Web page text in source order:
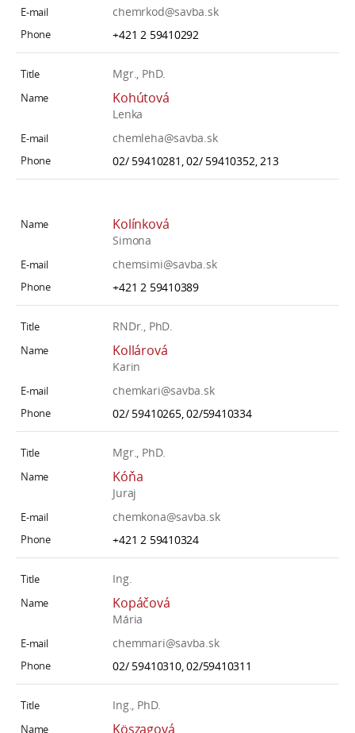
chemrkod@savba.sk
+421 2 59410292
Mgr., PhD.
Kohútová
Lenka
chemleha@savba.sk
02/ 59410281, 02/ 59410352, 213
Kolínková
Simona
chemsimi@savba.sk
+421 2 59410389
RNDr., PhD.
Kollárová
Karin
chemkari@savba.sk
02/ 59410265, 02/59410334
Mgr., PhD.
Kóňa
Juraj
chemkona@savba.sk
+421 2 59410324
Ing.
Kopáčová
Mária
chemmari@savba.sk
02/ 59410310, 02/59410311
Ing., PhD.
Köszagová